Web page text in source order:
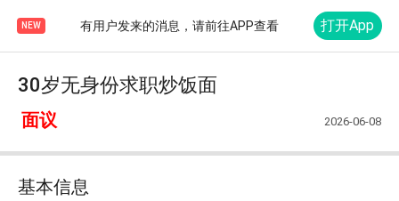
NEW 有用户发来的消息，请前往APP查看 打开App
30岁无身份求职炒饭面
面议 2026-06-08
基本信息